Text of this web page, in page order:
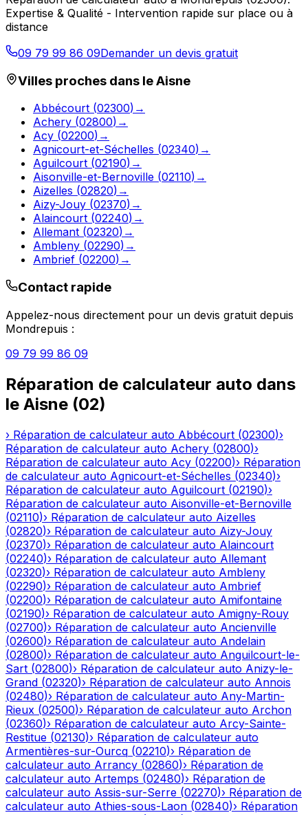
Expertise & Qualité - Intervention rapide sur place ou à
distance
09 79 99 86 09Demander un devis gratuit
Villes proches dans leAisne
Abbécourt (02300) →
Achery (02800) →
Acy (02200) →
Agnicourt-et-Séchelles (02340) →
Aguilcourt (02190) →
Aisonville-et-Bernoville (02110) →
Aizelles (02820) →
Aizy-Jouy (02370) →
Alaincourt (02240) →
Allemant (02320) →
Ambleny (02290) →
Ambrief (02200) →
Contact rapide
Appelez-nous directement pour un devis gratuit depuis
Mondrepuis :
09 79 99 86 09
Réparation de calculateur auto dans
le Aisne (02)
› Réparation de calculateur auto Abbécourt (02300)›
Réparation de calculateur auto Achery (02800)›
Réparation de calculateur auto Acy (02200)› Réparation
de calculateur auto Agnicourt-et-Séchelles (02340)›
Réparation de calculateur auto Aguilcourt (02190)›
Réparation de calculateur auto Aisonville-et-Bernoville
(02110)› Réparation de calculateur auto Aizelles
(02820)› Réparation de calculateur auto Aizy-Jouy
(02370)› Réparation de calculateur auto Alaincourt
(02240)› Réparation de calculateur auto Allemant
(02320)› Réparation de calculateur auto Ambleny
(02290)› Réparation de calculateur auto Ambrief
(02200)› Réparation de calculateur auto Amifontaine
(02190)› Réparation de calculateur auto Amigny-Rouy
(02700)› Réparation de calculateur auto Ancienville
(02600)› Réparation de calculateur auto Andelain
(02800)› Réparation de calculateur auto Anguilcourt-le-
Sart (02800)› Réparation de calculateur auto Anizy-le-
Grand (02320)› Réparation de calculateur auto Annois
(02480)› Réparation de calculateur auto Any-Martin-
Rieux (02500)› Réparation de calculateur auto Archon
(02360)› Réparation de calculateur auto Arcy-Sainte-
Restitue (02130)› Réparation de calculateur auto
Armentières-sur-Ourcq (02210)› Réparation de
calculateur auto Arrancy (02860)› Réparation de
calculateur auto Artemps (02480)› Réparation de
calculateur auto Assis-sur-Serre (02270)› Réparation de
calculateur auto Athies-sous-Laon (02840)› Réparation